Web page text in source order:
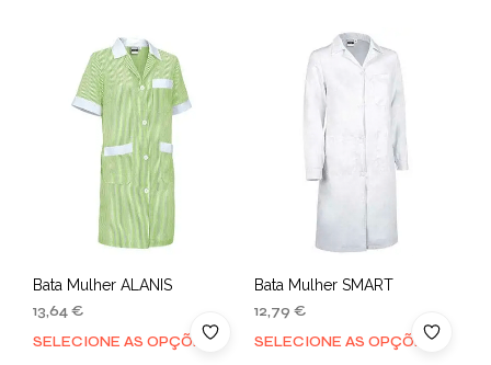
Bata Mulher ALANIS
13,64€
SELECIONE AS OPÇÕES
Bata Mulher SMART
12,79 €
SELECIONE AS OPÇÕES